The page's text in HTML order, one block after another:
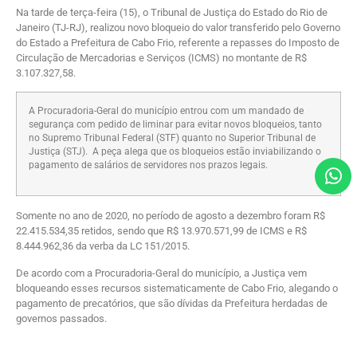
Na tarde de terça-feira (15), o Tribunal de Justiça do Estado do Rio de
Janeiro (TJ-RJ), realizou novo bloqueio do valor transferido pelo Governo
do Estado a Prefeitura de Cabo Frio, referente a repasses do Imposto de
Circulação de Mercadorias e Serviços (ICMS) no montante de R$
3.107.327,58.
A Procuradoria-Geral do município entrou com um mandado de
segurança com pedido de liminar para evitar novos bloqueios, tanto
no Supremo Tribunal Federal (STF) quanto no Superior Tribunal de
Justiça (STJ). A peça alega que os bloqueios estão inviabilizando o
pagamento de salários de servidores nos prazos legais.
Somente no ano de 2020, no período de agosto a dezembro foram R$
22.415.534,35 retidos, sendo que R$ 13.970.571,99 de ICMS e R$
8.444.962,36 da verba da LC 151/2015.
De acordo com a Procuradoria-Geral do município, a Justiça vem
bloqueando esses recursos sistematicamente de Cabo Frio, alegando o
pagamento de precatórios, que são dívidas da Prefeitura herdadas de
governos passados.